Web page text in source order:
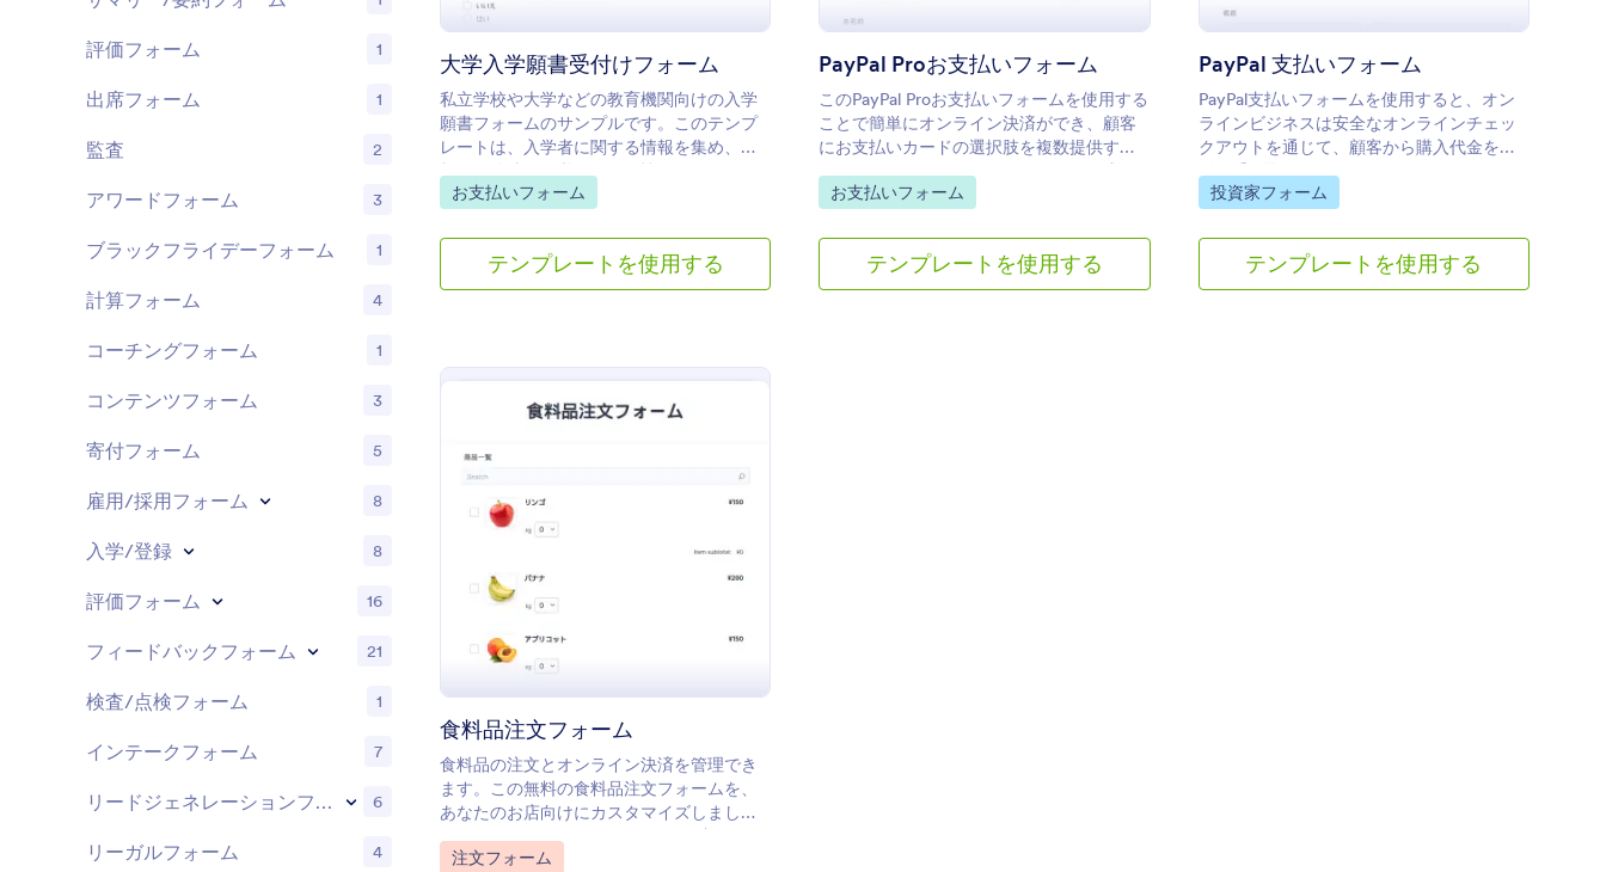
大学入学願書受付けフォーム
私立学校や大学などの教育機関向けの入学
願書フォームのサンプルです。このテンプ
レートは、入学者に関する情報を集め、分
類し、追跡する必要がある忙しいチームに
最適です。生徒に関する詳細情報を尋ねる
き、重要な情報を収集するだけでなく、時
間の節約にもつながります。
Go to Category:
お支払いフォーム
テンプレートを使用する
PayPal Proお支払いフォーム
このPayPal Proお支払いフォームを使用する
ことで簡単にオンライン決済ができ、顧客
にお支払いカードの選択肢を複数提供する
ことができます。PayPalフォームの作成に
関する詳細については、リンク先のページ
Go to Category:
お支払いフォーム
テンプレートを使用する
PayPal 支払いフォーム
PayPal支払いフォームを使用すると、オン
ラインビジネスは安全なオンラインチェッ
クアウトを通じて、顧客から購入代金を簡
単に受け取ることができます。
Go to Category:
投資家フォーム
テンプレートを使用する
: 食料品注文フォーム
食料品注文フォーム
食料品の注文とオンライン決済を管理でき
ます。この無料の食料品注文フォームを、
あなたのお店向けにカスタマイズしましょ
う。 コーディングは不要です。配達スタッ
フとも簡単に共有できます。
Go to Category:
注文フォーム
評価フォーム 1
出席フォーム 1
監査 2
アワードフォーム 3
ブラックフライデーフォーム 1
計算フォーム 4
コーチングフォーム 1
コンテンツフォーム 3
寄付フォーム 5
雇用/採用フォーム 8
入学/登録 8
評価フォーム 16
フィードバックフォーム 21
検査/点検フォーム 1
インテークフォーム 7
リードジェネレーションフォーム 6
リーガルフォーム 4